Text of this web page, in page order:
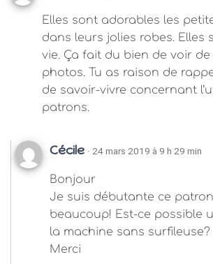
Elles sont adorables les
dans leurs jolies robes. Elles
vie. Ça fait du bien de voir de
photos. Tu as raison de
de savoir-vivre concernant
patrons.
Cécile · 24 mars 2019 à 9 h 29 min
Bonjour
Je suis débutante ce
beaucoup! Est-ce possible
la machine sans surfileuse?
Merci